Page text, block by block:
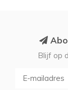
Blijf op